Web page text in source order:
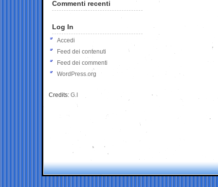
Commenti recenti
Log In
Accedi
Feed dei contenuti
Feed dei commenti
WordPress.org
Credits: G.I